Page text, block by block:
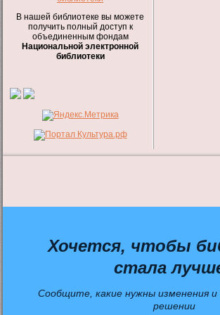
В нашей библиотеке вы можете
получить полный доступ к
объединенным фондам
Национальной электронной
библиотеки
Хочется, чтобы
стала
Сообщите, какие нужны изменения
решении